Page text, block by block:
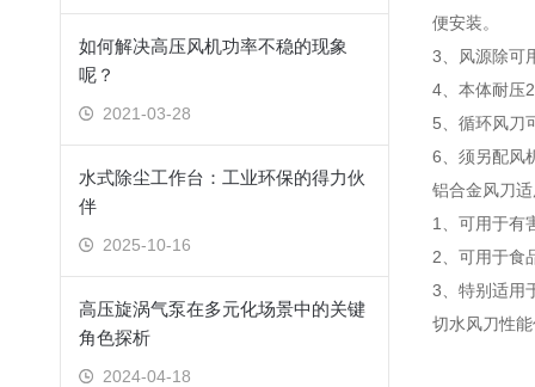
如何解决高压风机功率不稳的现象
呢？
2021-03-28
水式除尘工作台：工业环保的得力伙
伴
2025-10-16
高压旋涡气泵在多元化场景中的关键
角色探析
2024-04-18
便安装。
3、风源除可
4、本体耐压
5、循环风刀
6、须另配风
铝合金风刀
1、可用于有
2、可用于食
3、特别适用
切水风刀性